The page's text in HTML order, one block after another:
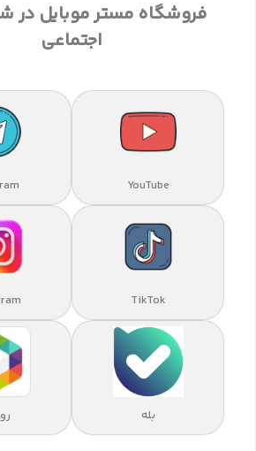
فروشگاه مستر موبایل در
اجتماعی
YouTube
TikTok
بله